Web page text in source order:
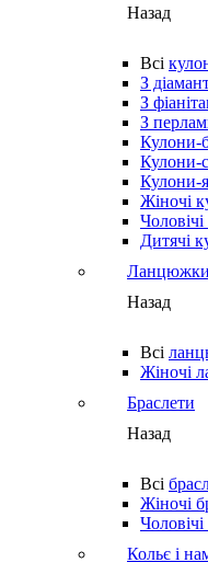
Назад
Всі
З
З
З
Кулони-
Кулони-
Кулони-
Жіночі
Дитячі
Ланцюжки
Назад
Всі
Жіночі
Браслети
Назад
Всі
Жіночі
Кольє і